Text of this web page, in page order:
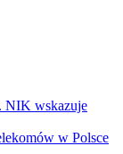
NIK wskazuje
w Polsce